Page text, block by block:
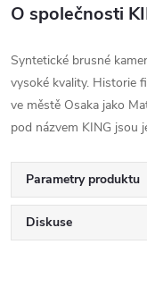
O společnosti
Syntetické brusné
vysoké kvality. Historie
ve městě Osaka jako
pod názvem KING jsou
Parametry produktu
Diskuse